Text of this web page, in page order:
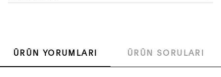
ÜRÜN YORUMLARI ÜRÜN SORULARI